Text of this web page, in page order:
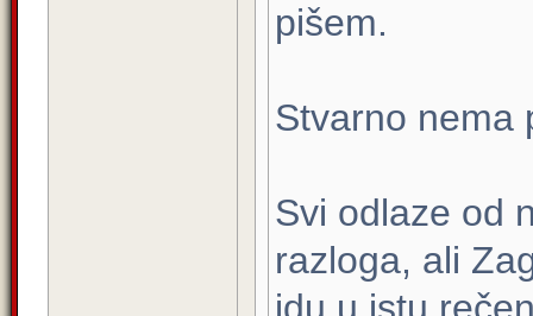
pišem.
Stvarno nema
Svi odlaze od
razloga, ali